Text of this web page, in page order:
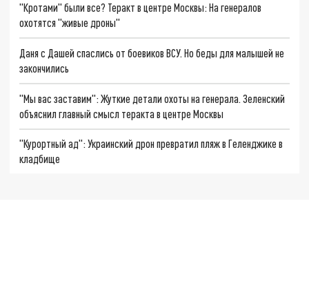
"Кротами" были все? Теракт в центре Москвы: На генералов
охотятся "живые дроны"
Даня с Дашей спаслись от боевиков ВСУ. Но беды для малышей не
закончились
"Мы вас заставим": Жуткие детали охоты на генерала. Зеленский
объяснил главный смысл теракта в центре Москвы
"Курортный ад": Украинский дрон превратил пляж в Геленджике в
кладбище